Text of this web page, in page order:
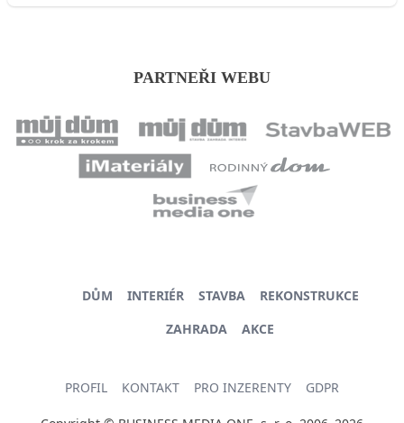
PARTNEŘI WEBU
DŮM INTERIÉR STAVBA
REKONSTRUKCE
ZAHRADA
AKCE
PROFIL KONTAKT PRO INZERENTY GDPR